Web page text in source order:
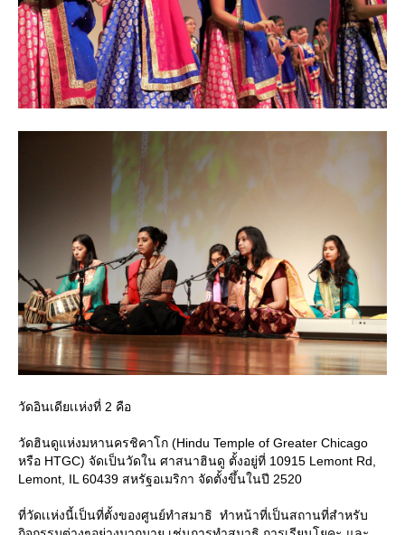
วัดอินเดียเเห่งที่ 2 คือ
วัดฮินดูแห่งมหานครชิคาโก (Hindu Temple of Greater Chicago
หรือ HTGC) จัดเป็นวัดใน ศาสนาฮินดู ตั้งอยู่ที่ 10915 Lemont Rd,
Lemont, IL 60439 สหรัฐอเมริกา จัดตั้งขึ้นในปี 2520
ที่วัดเเห่งนี้เป็นที่ตั้งของศูนย์ทำสมาธิ ทำหน้าที่เป็นสถานที่สำหรับ